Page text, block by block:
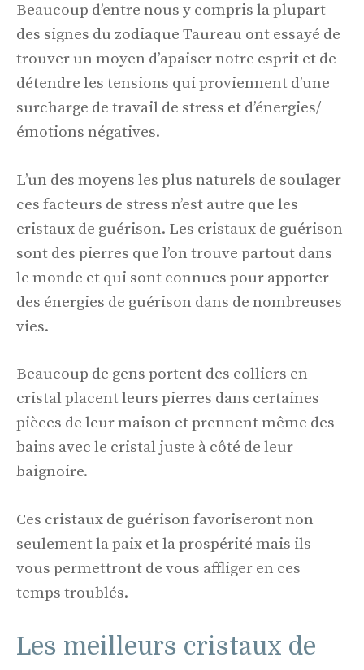
Beaucoup d’entre nous y compris la plupart
des signes du zodiaque Taureau ont essayé de
trouver un moyen d’apaiser notre esprit et de
détendre les tensions qui proviennent d’une
surcharge de travail de stress et d’énergies/
émotions négatives.
L’un des moyens les plus naturels de soulager
ces facteurs de stress n’est autre que les
cristaux de guérison. Les cristaux de guérison
sont des pierres que l’on trouve partout dans
le monde et qui sont connues pour apporter
des énergies de guérison dans de nombreuses
vies.
Beaucoup de gens portent des colliers en
cristal placent leurs pierres dans certaines
pièces de leur maison et prennent même des
bains avec le cristal juste à côté de leur
baignoire.
Ces cristaux de guérison favoriseront non
seulement la paix et la prospérité mais ils
vous permettront de vous affliger en ces
temps troublés.
Les meilleurs cristaux de